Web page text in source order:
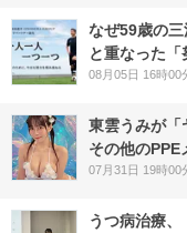
なぜ59歳の
と重なった「
08月05日 16時00
東雲うみが「
その他のPPE
07月31日 19時00
うつ病治療